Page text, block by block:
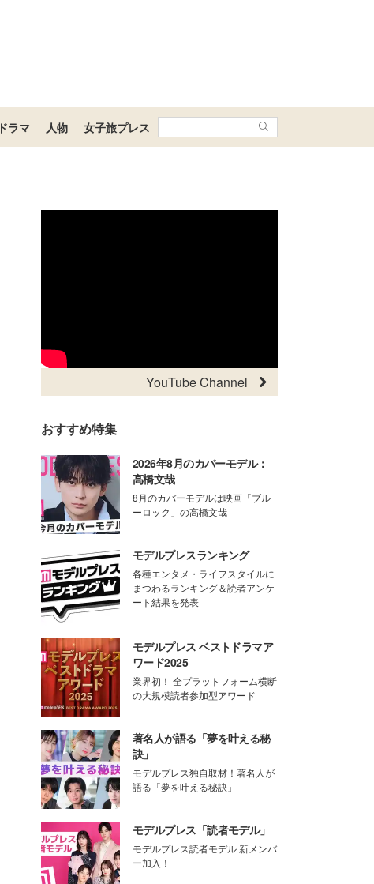
ドラマ 人物 女子旅プレス
YouTube Channel
おすすめ特集
2026年8月のカバーモデル：
高橋文哉
8月のカバーモデルは映画「ブル
ーロック」の高橋文哉
モデルプレスランキング
各種エンタメ・ライフスタイルに
まつわるランキング＆読者アンケ
ート結果を発表
モデルプレス ベストドラマア
ワード2025
業界初！ 全プラットフォーム横断
の大規模読者参加型アワード
著名人が語る「夢を叶える秘
訣」
モデルプレス独自取材！著名人が
語る「夢を叶える秘訣」
モデルプレス「読者モデル」
モデルプレス読者モデル 新メンバ
ー加入！